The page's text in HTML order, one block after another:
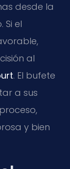
desde la
Si el
al
. El bufete
a sus
y bien